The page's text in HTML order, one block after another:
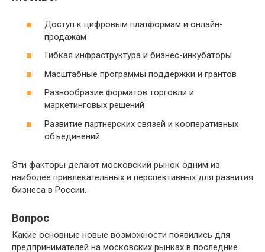
Доступ к цифровым платформам и онлайн-
продажам
Гибкая инфраструктура и бизнес-инкубаторы
Масштабные программы поддержки и грантов
Разнообразие форматов торговли и
маркетинговых решений
Развитие партнерских связей и кооперативных
объединений
Эти факторы делают московский рынок одним из
наиболее привлекательных и перспективных для развития
бизнеса в России.
Вопрос
Какие основные новые возможности появились для
предпринимателей на московских рынках в последние